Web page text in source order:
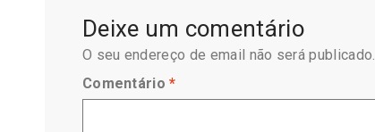
Deixe um comentário
O seu endereço de email não será publicado.
Comentário*